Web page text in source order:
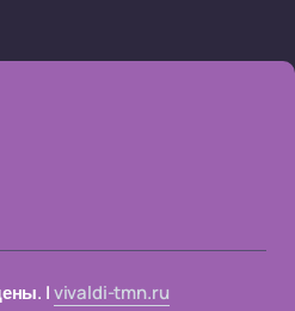
|vivaldi-tmn.ru